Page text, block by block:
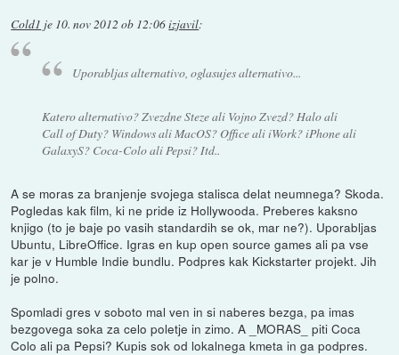
Cold1 je 10. nov 2012 ob 12:06izjavil:
Uporabljas alternativo, oglasujes alternativo...
Katero alternativo? Zvezdne Steze ali Vojno Zvezd? Halo ali
Call of Duty? Windows ali MacOS? Office ali iWork? iPhone ali
GalaxyS? Coca-Colo ali Pepsi? Itd..
A se moras za branjenje svojega stalisca delat neumnega? Skoda.
Pogledas kak film, ki ne pride iz Hollywooda. Preberes kaksno
knjigo (to je baje po vasih standardih se ok, mar ne?). Uporabljas
Ubuntu, LibreOffice. Igras en kup open source games ali pa vse
kar je v Humble Indie bundlu. Podpres kak Kickstarter projekt. Jih
je polno.
Spomladi gres v soboto mal ven in si naberes bezga, pa imas
bezgovega soka za celo poletje in zimo. A _MORAS_ piti Coca
Colo ali pa Pepsi? Kupis sok od lokalnega kmeta in ga podpres.